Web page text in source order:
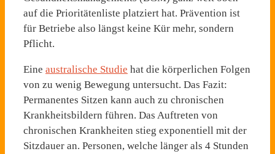
auf die Prioritätenliste platziert hat. Prävention ist
für Betriebe also längst keine Kür mehr, sondern
Pflicht.
Eine australische Studie hat die körperlichen Folgen
von zu wenig Bewegung untersucht. Das Fazit:
Permanentes Sitzen kann auch zu chronischen
Krankheitsbildern führen. Das Auftreten von
chronischen Krankheiten stieg exponentiell mit der
Sitzdauer an. Personen, welche länger als 4 Stunden